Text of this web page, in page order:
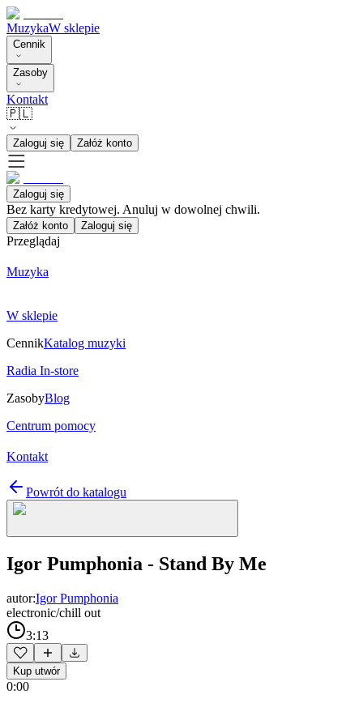
MuzykaW sklepie
Cennik
Zasoby
Kontakt
🇵🇱
Zaloguj się Załóż konto
Zaloguj się
Bez karty kredytowej. Anuluj w dowolnej chwili.
Załóż konto Zaloguj się
Przeglądaj
Muzyka
W sklepie
CennikKatalog muzyki
Radia In-store
ZasobyBlog
Centrum pomocy
Kontakt
Powrót do katalogu
Igor Pumphonia - Stand By Me
autor:Igor Pumphonia
electronic/chill out
3:13
Kup utwór
0:00